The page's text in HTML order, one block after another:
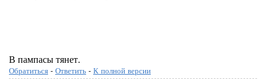
В пампасы тянет.
Обратиться - Ответить - К полной версии